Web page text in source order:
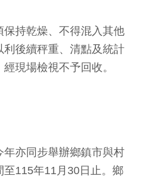
持乾燥、不得混入其他
後續秤重、清點及統計
現場檢視不予回收。
年亦同步舉辦鄉鎮市與村
至115年11月30日止。鄉